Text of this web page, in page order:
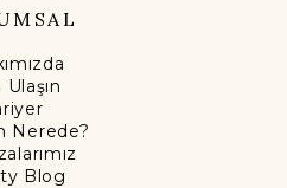
Nerede?
Blog